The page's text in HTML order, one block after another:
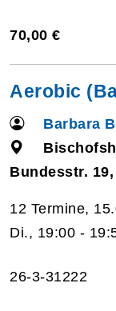
70,00 €
Aerobic
Barbara
Bundesstr.
12 Termine,
Di., 19:00 -
26-3-31222